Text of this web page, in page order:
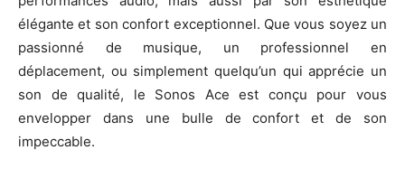
élégante et son confort exceptionnel. Que vous soyez un
passionné de musique, un professionnel en
déplacement, ou simplement quelqu’un qui apprécie un
son de qualité, le Sonos Ace est conçu pour vous
envelopper dans une bulle de confort et de son
impeccable.